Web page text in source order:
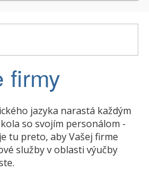
firmy
jazyka narastá každým
so svojím personálom -
tu preto, aby Vašej firme
služby v oblasti výučby